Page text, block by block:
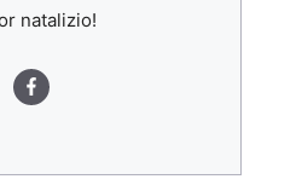
natalizio!